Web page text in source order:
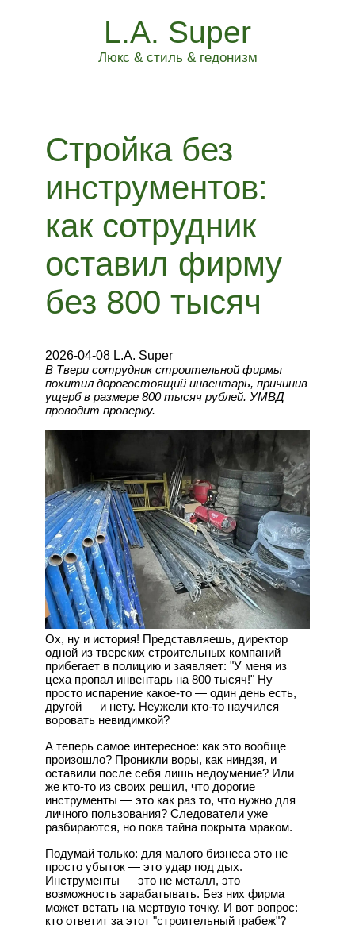
L.A. Super
Люкс & стиль & гедонизм
Стройка без
инструментов:
как сотрудник
оставил фирму
без 800 тысяч
2026-04-08 L.A. Super
В Твери сотрудник строительной фирмы
похитил дорогостоящий инвентарь, причинив
ущерб в размере 800 тысяч рублей. УМВД
проводит проверку.
Ох, ну и история! Представляешь, директор
одной из тверских строительных компаний
прибегает в полицию и заявляет: "У меня из
цеха пропал инвентарь на 800 тысяч!" Ну
просто испарение какое-то — один день есть,
другой — и нету. Неужели кто-то научился
воровать невидимкой?
А теперь самое интересное: как это вообще
произошло? Проникли воры, как ниндзя, и
оставили после себя лишь недоумение? Или
же кто-то из своих решил, что дорогие
инструменты — это как раз то, что нужно для
личного пользования? Следователи уже
разбираются, но пока тайна покрыта мраком.
Подумай только: для малого бизнеса это не
просто убыток — это удар под дых.
Инструменты — это не металл, это
возможность зарабатывать. Без них фирма
может встать на мертвую точку. И вот вопрос:
кто ответит за этот "строительный грабеж"?